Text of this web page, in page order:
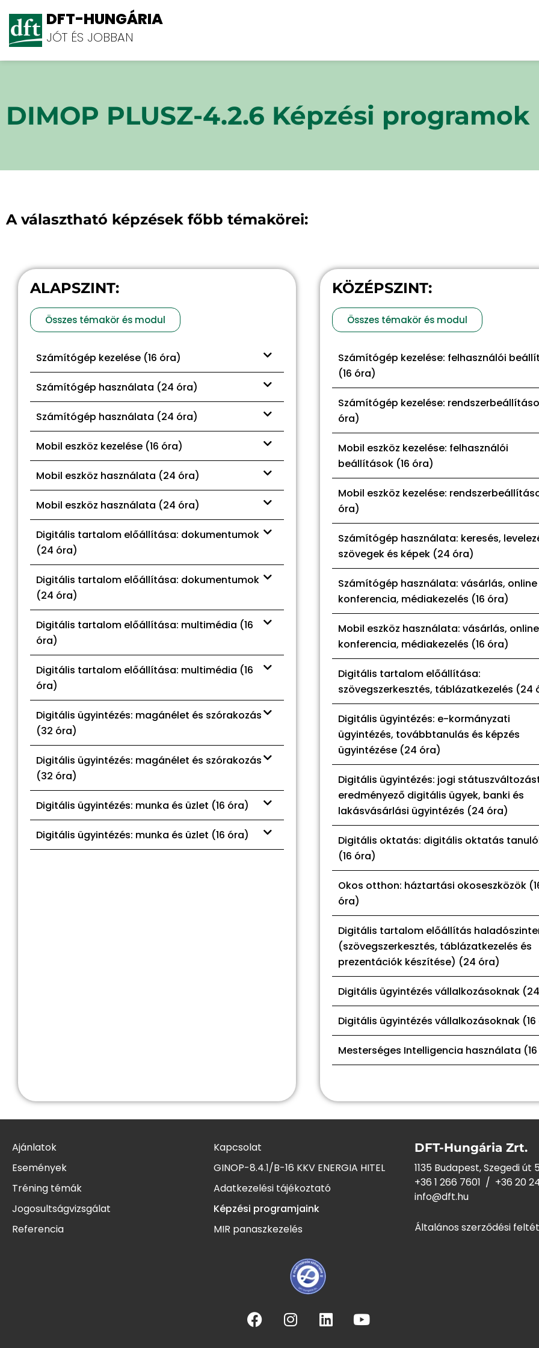
DFT-HUNGÁRIA
JÓT ÉS JOBBAN
DIMOP PLUSZ-4.2.6 Képzési programok
A választható képzések főbb témakörei:
ALAPSZINT:
Összes témakör és modul
Számítógép kezelése (16 óra)
Számítógép használata (24 óra)
Számítógép használata (24 óra)
Mobil eszköz kezelése (16 óra)
Mobil eszköz használata (24 óra)
Mobil eszköz használata (24 óra)
Digitális tartalom előállítása: dokumentumok
(24 óra)
Digitális tartalom előállítása: dokumentumok
(24 óra)
Digitális tartalom előállítása: multimédia (16
óra)
Digitális tartalom előállítása: multimédia (16
óra)
Digitális ügyintézés: magánélet és szórakozás
(32 óra)
Digitális ügyintézés: magánélet és szórakozás
(32 óra)
Digitális ügyintézés: munka és üzlet (16 óra)
Digitális ügyintézés: munka és üzlet (16 óra)
KÖZÉPSZINT:
Összes témakör és modul
Számítógép kezelése: felhasználói
(16 óra)
Számítógép kezelése:
óra)
Mobil eszköz kezelése: felhasználói
beállítások (16 óra)
Mobil eszköz kezelése:
óra)
Számítógép használata: keresés,
szövegek és képek (24 óra)
Számítógép használata: vásárlás, online
konferencia, médiakezelés (16 óra)
Mobil eszköz használata: vásárlás, online
konferencia, médiakezelés (16 óra)
Digitális tartalom előállítása:
szövegszerkesztés, táblázatkezelés (24
Digitális ügyintézés: e-kormányzati
ügyintézés, továbbtanulás és képzés
ügyintézése (24 óra)
Digitális ügyintézés: jogi
eredményező digitális ügyek, banki és
lakásvásárlási ügyintézés (24 óra)
Digitális oktatás: digitális oktatás
(16 óra)
Okos otthon: háztartási okoseszközök
óra)
Digitális tartalom előállítás
(szövegszerkesztés, táblázatkezelés és
prezentációk készítése) (24 óra)
Digitális ügyintézés vállalkozásoknak
Digitális ügyintézés vállalkozásoknak
Mesterséges Intelligencia használata
Ajánlatok
Események
Tréning témák
Jogosultságvizsgálat
Referencia
Kapcsolat
GINOP-8.4.1/B-16 KKV ENERGIA HITEL
Adatkezelési tájékoztató
Képzési programjaink
MIR panaszkezelés
DFT-Hungária Zrt.
1135 Budapest, Szegedi út
+36 1 266 7601 / +36 20
info@dft.hu
Általános szerződési